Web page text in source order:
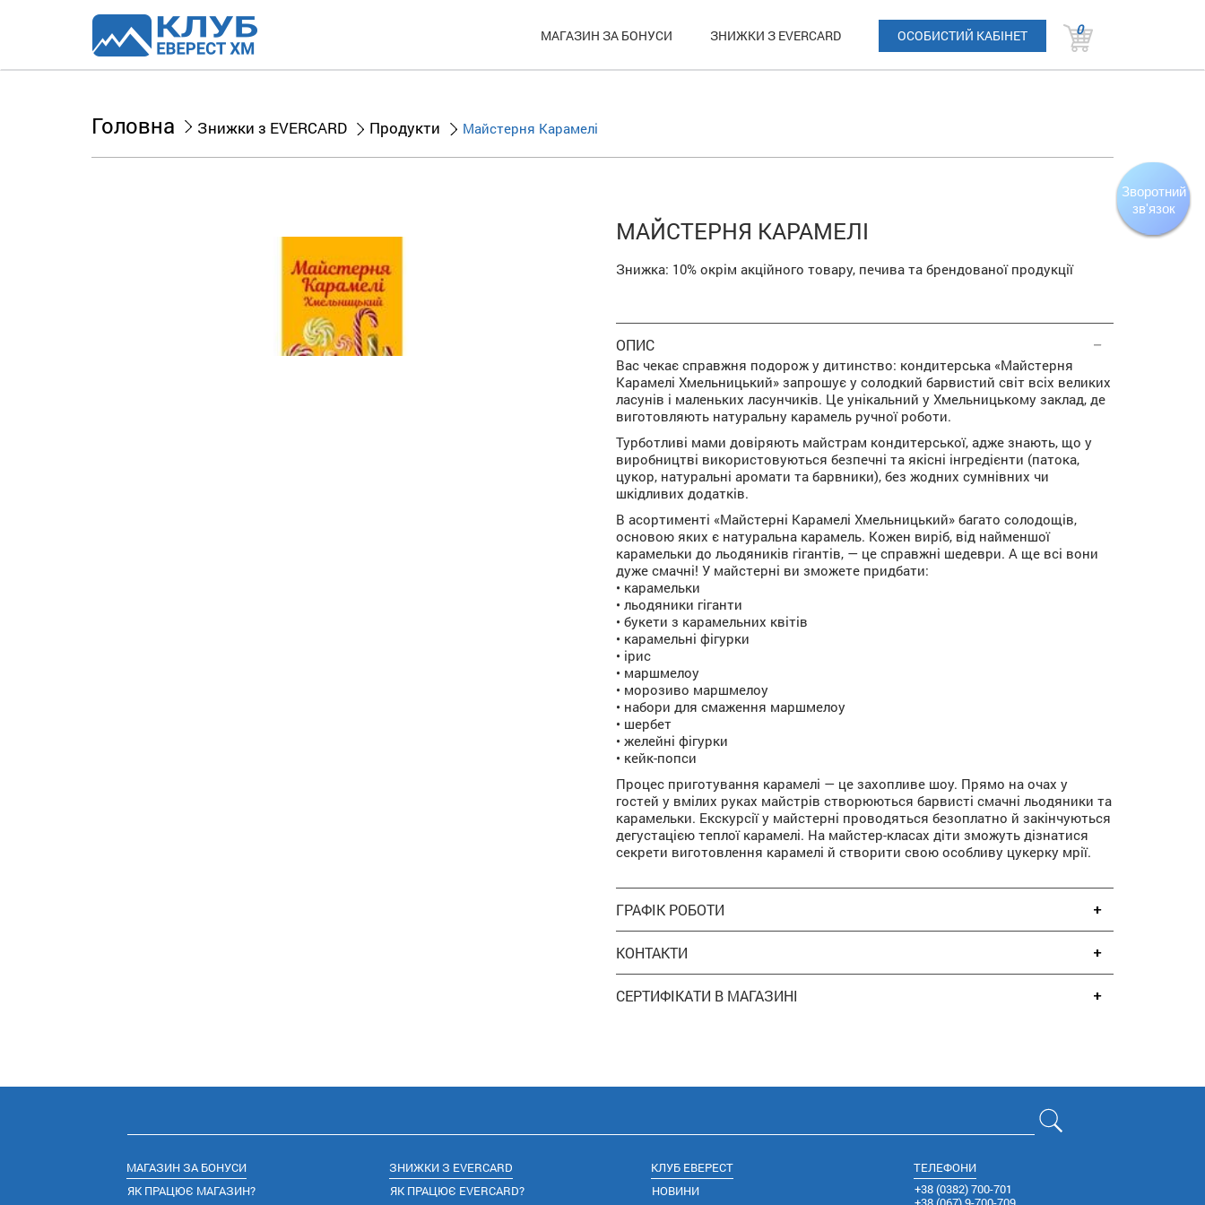
МАГАЗИН ЗА БОНУСИ ЗНИЖКИ З EVERCARD ОСОБИСТИЙ КАБІНЕТ 0
Головна Знижки з EVERCARD Продукти Майстерня Карамелі
МАЙСТЕРНЯ КАРАМЕЛІ
Знижка: 10% окрім акційного товару, печива та брендованої продукції
ОПИС
Вас чекає справжня подорож у дитинство: кондитерська «Майстерня
Карамелі Хмельницький» запрошує у солодкий барвистий світ всіх великих
ласунів і маленьких ласунчиків. Це унікальний у Хмельницькому заклад, де
виготовляють натуральну карамель ручної роботи.
Турботливі мами довіряють майстрам кондитерської, адже знають, що у
виробництві використовуються безпечні та якісні інгредієнти (патока,
цукор, натуральні аромати та барвники), без жодних сумнівних чи
шкідливих додатків.
В асортименті «Майстерні Карамелі Хмельницький» багато солодощів,
основою яких є натуральна карамель. Кожен виріб, від найменшої
карамельки до льодяників гігантів, — це справжні шедеври. А ще всі вони
дуже смачні! У майстерні ви зможете придбати:
• карамельки
• льодяники гіганти
• букети з карамельних квітів
• карамельні фігурки
• ірис
• маршмелоу
• морозиво маршмелоу
• набори для смаження маршмелоу
• шербет
• желейні фігурки
• кейк-попси
Процес приготування карамелі — це захопливе шоу. Прямо на очах у
гостей у вмілих руках майстрів створюються барвисті смачні льодяники та
карамельки. Екскурсії у майстерні проводяться безоплатно й закінчуються
дегустацією теплої карамелі. На майстер-класах діти зможуть дізнатися
секрети виготовлення карамелі й створити свою особливу цукерку мрії.
ГРАФІК РОБОТИ
КОНТАКТИ
СЕРТИФІКАТИ В МАГАЗИНІ
МАГАЗИН ЗА БОНУСИ
ЯК ПРАЦЮЄ МАГАЗИН?
ЗНИЖКИ З EVERCARD
ЯК ПРАЦЮЄ EVERCARD?
КЛУБ ЕВЕРЕСТ
НОВИНИ
ТЕЛЕФОНИ
+38 (0382) 700-701